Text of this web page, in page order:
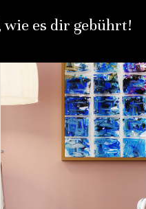
wie es dir gebührt!